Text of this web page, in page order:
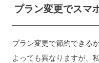
プラン変更でスマ
プラン変更で節約できる
よっても異なりますが、